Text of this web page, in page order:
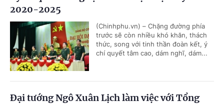
2020-2025
(Chinhphu.vn) – Chặng đường phía
trước sẽ còn nhiều khó khăn, thách
thức, song với tinh thần đoàn kết, ý
chí quyết tâm cao, dám nghĩ, dám...
Đại tướng Ngô Xuân Lịch làm việc với Tổng